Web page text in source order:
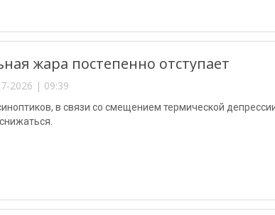
жара постепенно отступает
2026 | 09:39
в связи со смещением термической